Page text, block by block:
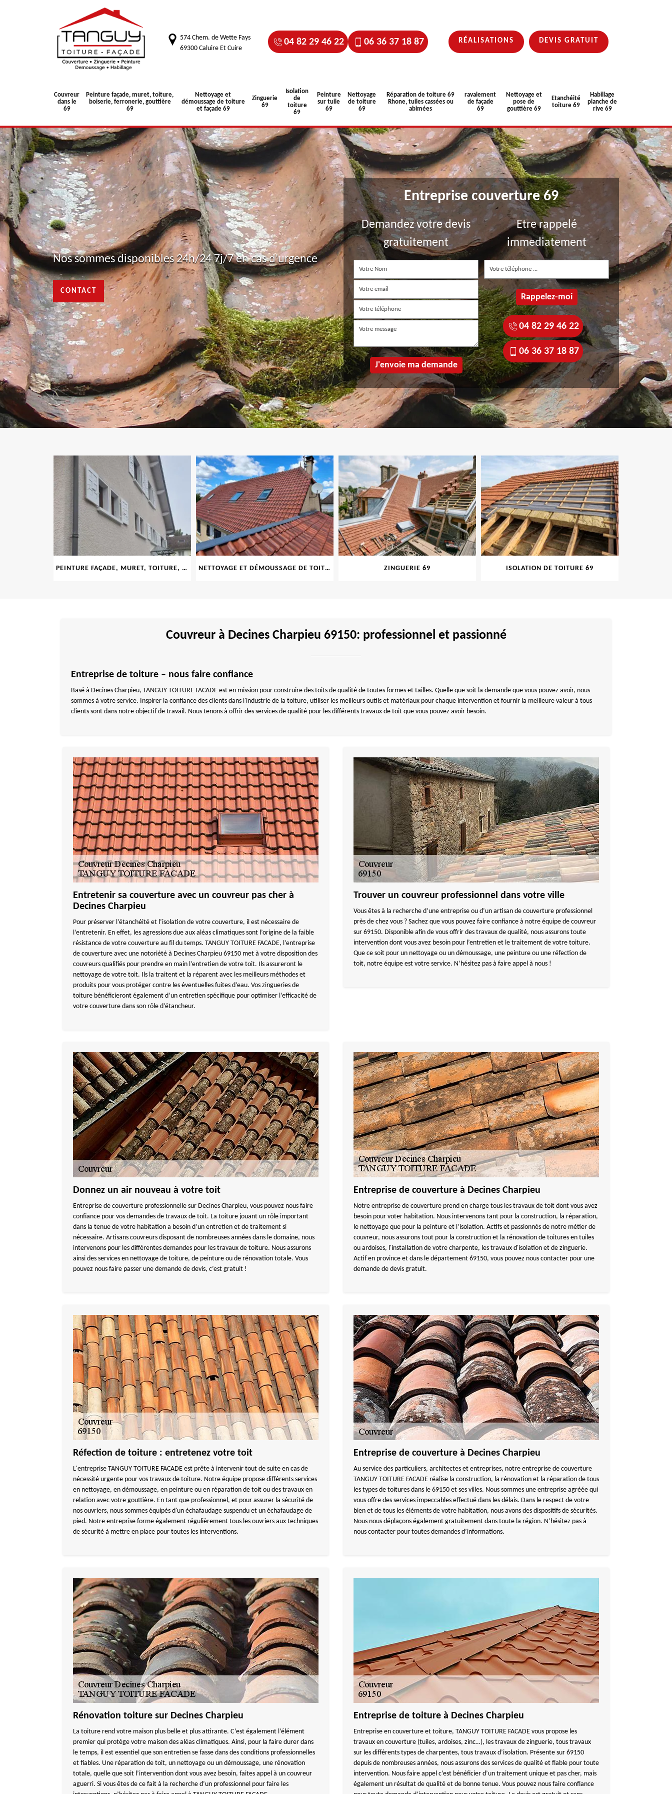
574 Chem. de Wette Fays
69300 Caluire Et Cuire
04 82 29 46 22 06 36 37 18 87 RÉALISATIONS DEVIS GRATUIT
Couvreur
dans le
69
Peinture façade, muret, toiture,
boiserie, ferronerie, gouttière
69
Nettoyage et
démoussage de toiture
et façade 69
Zinguerie
69
Isolation
de
toiture
69
Peinture
sur tuile
69
Nettoyage
de toiture
69
Réparation de toiture 69
Rhone, tuiles cassées ou
abimées
ravalement
de façade
69
Nettoyage et
pose de
gouttière 69
Etanchéité
toiture 69
Habillage
planche de
rive 69
Nos sommes disponibles 24h/24 7j/7 en cas d'urgence
CONTACT
Entreprise couverture 69
Demandez votre devis
gratuitement
Etre rappelé
immediatement
04 82 29 46 22
06 36 37 18 87
PEINTURE FAÇADE, MURET, TOITURE, BOISERIE, FERRONERIE, GOUTTIÈRE 69 NETTOYAGE ET DÉMOUSSAGE DE TOITURE ET FAÇADE 69 ZINGUERIE 69 ISOLATION DE TOITURE 69
Couvreur à Decines Charpieu 69150: professionnel et passionné
Entreprise de toiture – nous faire confiance
Basé à Decines Charpieu, TANGUY TOITURE FACADE est en mission pour construire des toits de qualité de toutes formes et tailles. Quelle que soit la demande que vous pouvez avoir, nous
sommes à votre service. Inspirer la confiance des clients dans l'industrie de la toiture, utiliser les meilleurs outils et matériaux pour chaque intervention et fournir la meilleure valeur à tous
clients sont dans notre objectif de travail. Nous tenons à offrir des services de qualité pour les différents travaux de toit que vous pouvez avoir besoin.
Entretenir sa couverture avec un couvreur pas cher à
Decines Charpieu
Pour préserver l’étanchéité et l’isolation de votre couverture, il est nécessaire de
l’entretenir. En effet, les agressions due aux aléas climatiques sont l’origine de la faible
résistance de votre couverture au fil du temps. TANGUY TOITURE FACADE, l’entreprise
de couverture avec une notoriété à Decines Charpieu 69150 met à votre disposition des
couvreurs qualifiés pour prendre en main l’entretien de votre toit. Ils assureront le
nettoyage de votre toit. Ils la traitent et la réparent avec les meilleurs méthodes et
produits pour vous protéger contre les éventuelles fuites d’eau. Vos zingueries de
toiture bénéficieront également d’un entretien spécifique pour optimiser l’efficacité de
votre couverture dans son rôle d’étancheur.
Trouver un couvreur professionnel dans votre ville
Vous êtes à la recherche d’une entreprise ou d’un artisan de couverture professionnel
près de chez vous ? Sachez que vous pouvez faire confiance à notre équipe de couvreur
sur 69150. Disponible afin de vous offrir des travaux de qualité, nous assurons toute
intervention dont vous avez besoin pour l’entretien et le traitement de votre toiture.
Que ce soit pour un nettoyage ou un démoussage, une peinture ou une réfection de
toit, notre équipe est votre service. N’hésitez pas à faire appel à nous !
Donnez un air nouveau à votre toit
Entreprise de couverture professionnelle sur Decines Charpieu, vous pouvez nous faire
confiance pour vos demandes de travaux de toit. La toiture jouant un rôle important
dans la tenue de votre habitation a besoin d’un entretien et de traitement si
nécessaire. Artisans couvreurs disposant de nombreuses années dans le domaine, nous
intervenons pour les différentes demandes pour les travaux de toiture. Nous assurons
ainsi des services en nettoyage de toiture, de peinture ou de rénovation totale. Vous
pouvez nous faire passer une demande de devis, c’est gratuit !
Entreprise de couverture à Decines Charpieu
Notre entreprise de couverture prend en charge tous les travaux de toit dont vous avez
besoin pour voter habitation. Nous intervenons tant pour la construction, la réparation,
le nettoyage que pour la peinture et l’isolation. Actifs et passionnés de notre métier de
couvreur, nous assurons tout pour la construction et la rénovation de toitures en tuiles
ou ardoises, l'installation de votre charpente, les travaux d'isolation et de zinguerie.
Actif en province et dans le département 69150, vous pouvez nous contacter pour une
demande de devis gratuit.
Réfection de toiture : entretenez votre toit
L'entreprise TANGUY TOITURE FACADE est prête à intervenir tout de suite en cas de
nécessité urgente pour vos travaux de toiture. Notre équipe propose différents services
en nettoyage, en démoussage, en peinture ou en réparation de toit ou des travaux en
relation avec votre gouttière. En tant que professionnel, et pour assurer la sécurité de
nos ouvriers, nous sommes équipés d'un échafaudage suspendu et un échafaudage de
pied. Notre entreprise forme également régulièrement tous les ouvriers aux techniques
de sécurité à mettre en place pour toutes les interventions.
Entreprise de couverture à Decines Charpieu
Au service des particuliers, architectes et entreprises, notre entreprise de couverture
TANGUY TOITURE FACADE réalise la construction, la rénovation et la réparation de tous
les types de toitures dans le 69150 et ses villes. Nous sommes une entreprise agréée qui
vous offre des services impeccables effectué dans les délais. Dans le respect de votre
bien et de tous les éléments de votre habitation, nous avons des dispositifs de sécurités.
Nous nous déplaçons également gratuitement dans toute la région. N’hésitez pas à
nous contacter pour toutes demandes d’informations.
Rénovation toiture sur Decines Charpieu
La toiture rend votre maison plus belle et plus attirante. C’est également l’élément
premier qui protège votre maison des aléas climatiques. Ainsi, pour la faire durer dans
le temps, il est essentiel que son entretien se fasse dans des conditions professionnelles
et fiables. Une réparation de toit, un nettoyage ou un démoussage, une rénovation
totale, quelle que soit l’intervention dont vous avez besoin, faites appel à un couvreur
aguerri. Si vous êtes de ce fait à la recherche d’un professionnel pour faire les
Entreprise de toiture à Decines Charpieu
Entreprise en couverture et toiture, TANGUY TOITURE FACADE vous propose les
travaux en couverture (tuiles, ardoises, zinc…), les travaux de zinguerie, tous travaux
sur les différents types de charpentes, tous travaux d’isolation. Présente sur 69150
depuis de nombreuses années, nous assurons des services de qualité et fiable pour toute
intervention. Nous faire appel c’est bénéficier d’un traitement unique et pas cher, mais
également un résultat de qualité et de bonne tenue. Vous pouvez nous faire confiance